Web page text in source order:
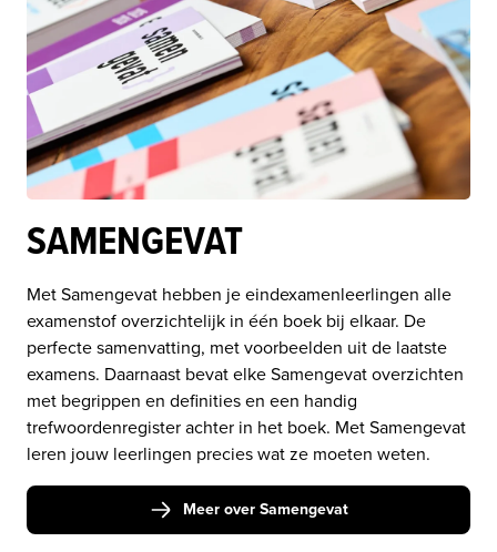
SAMENGEVAT
Met Samengevat hebben je eindexamenleerlingen alle
examenstof overzichtelijk in één boek bij elkaar. De
perfecte samenvatting, met voorbeelden uit de laatste
examens. Daarnaast bevat elke Samengevat overzichten
met begrippen en definities en een handig
trefwoordenregister achter in het boek. Met Samengevat
Meer over Samengevat